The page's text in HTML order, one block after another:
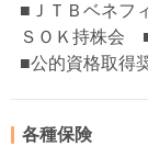
■ＪＴＢベネフ
ＳＯＫ持株会
■公的資格取
各種保険